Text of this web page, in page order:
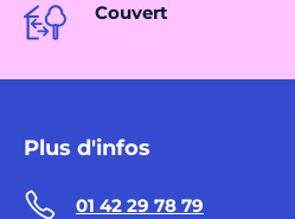
Couvert
Plus d'infos
01 42 29 78 79